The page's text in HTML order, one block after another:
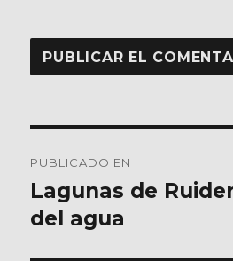
de
entradas
PUBLICADO EN
Lagunas de
del agua